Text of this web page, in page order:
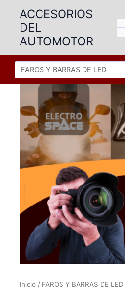
contenido
ACCESORIOS
DEL
AUTOMOTOR
Inicio / FAROS Y BARRAS DE LED